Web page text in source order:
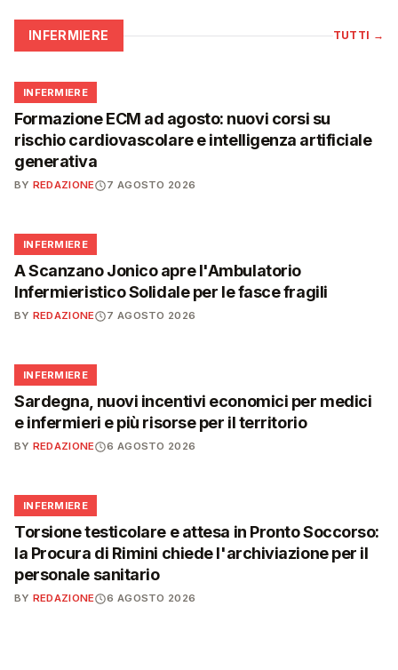
INFERMIERE TUTTI →
🩺
INFERMIERE
Formazione ECM ad agosto: nuovi corsi su
rischio cardiovascolare e intelligenza artificiale
generativa
BY REDAZIONE 7 AGOSTO 2026
🩺
INFERMIERE
A Scanzano Jonico apre l'Ambulatorio
Infermieristico Solidale per le fasce fragili
BY REDAZIONE 7 AGOSTO 2026
🩺
INFERMIERE
Sardegna, nuovi incentivi economici per medici
e infermieri e più risorse per il territorio
BY REDAZIONE 6 AGOSTO 2026
🩺
INFERMIERE
Torsione testicolare e attesa in Pronto Soccorso:
la Procura di Rimini chiede l'archiviazione per il
personale sanitario
BY REDAZIONE 6 AGOSTO 2026